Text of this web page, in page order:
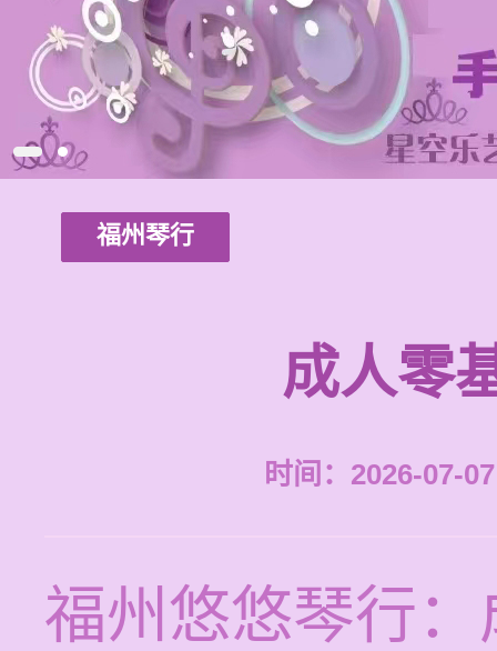
福州琴行
成人零
时间：2026-07-
福州悠悠琴行